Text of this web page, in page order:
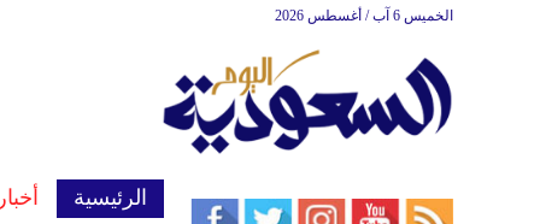
الخميس 6 آب / أغسطس 2026
الرئيسية